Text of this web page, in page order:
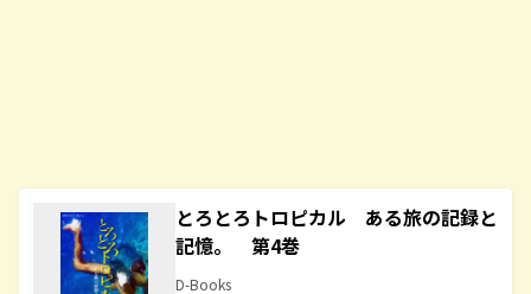
とろとろトロピカル ある旅の記録と
記憶。 第4巻
D-Books